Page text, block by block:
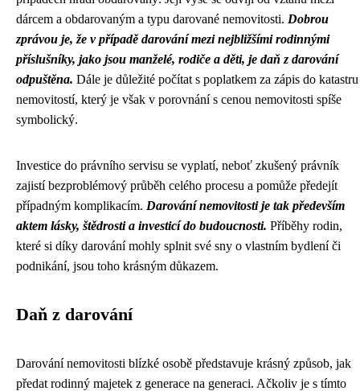
dárcem a obdarovaným a typu darované nemovitosti. Dobrou
zprávou je, že v případě darování mezi nejbližšími rodinnými
příslušníky, jako jsou manželé, rodiče a děti, je daň z darování
odpuštěna. Dále je důležité počítat s poplatkem za zápis do katastru
nemovitostí, který je však v porovnání s cenou nemovitosti spíše
symbolický.
Investice do právního servisu se vyplatí, neboť zkušený právník
zajistí bezproblémový průběh celého procesu a pomůže předejít
případným komplikacím. Darování nemovitosti je tak především
aktem lásky, štědrosti a investicí do budoucnosti. Příběhy rodin,
které si díky darování mohly splnit své sny o vlastním bydlení či
podnikání, jsou toho krásným důkazem.
Daň z darování
Darování nemovitosti blízké osobě představuje krásný způsob, jak
předat rodinný majetek z generace na generaci. Ačkoliv je s tímto